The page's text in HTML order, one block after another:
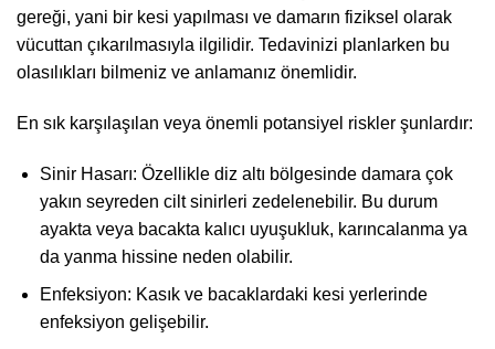
gereği, yani bir kesi yapılması ve damarın fiziksel olarak
vücuttan çıkarılmasıyla ilgilidir. Tedavinizi planlarken bu
olasılıkları bilmeniz ve anlamanız önemlidir.
En sık karşılaşılan veya önemli potansiyel riskler şunlardır:
Sinir Hasarı: Özellikle diz altı bölgesinde damara çok
yakın seyreden cilt sinirleri zedelenebilir. Bu durum
ayakta veya bacakta kalıcı uyuşukluk, karıncalanma ya
da yanma hissine neden olabilir.
Enfeksiyon: Kasık ve bacaklardaki kesi yerlerinde
enfeksiyon gelişebilir.